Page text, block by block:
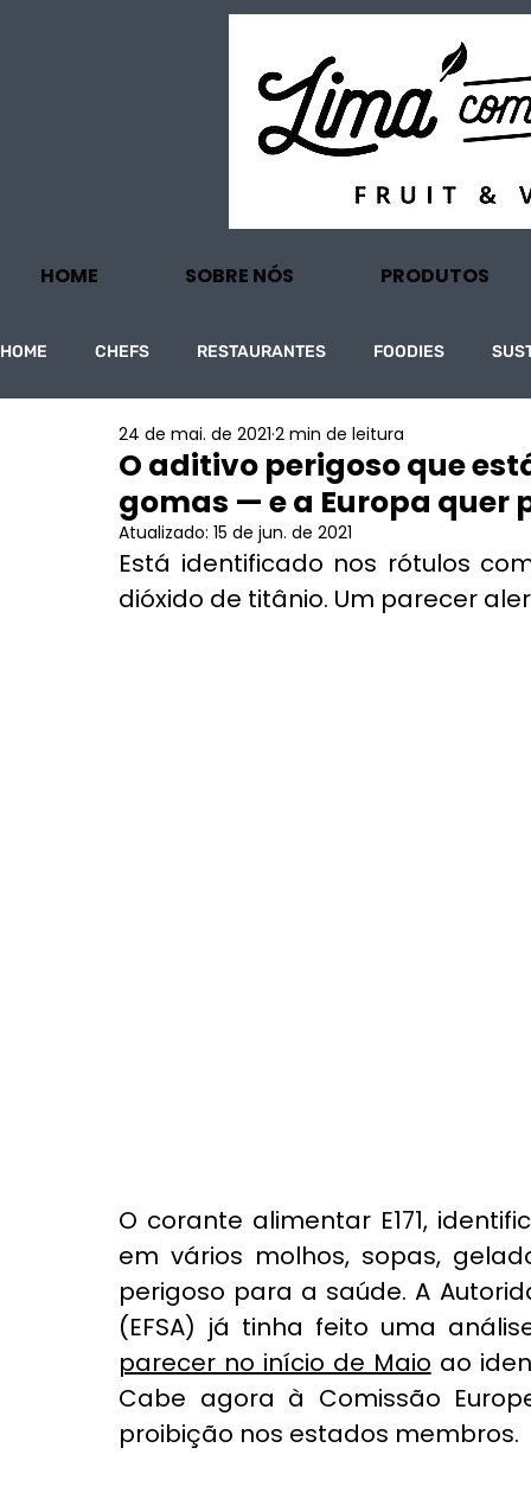
HOME SOBRE NÓS PRODUTOS
HOME CHEFS RESTAURANTES FOODIES
PROJECTOS TURISMO ECONOMIA
O aditivo perigoso que
gomas — e a Europa quer
24 de mai. de 2021 2 min de leitura
Atualizado: 15 de jun. de 2021
Está identificado nos rótulos
dióxido de titânio. Um parecer
O corante alimentar E171,
em vários molhos, sopas,
perigoso para a saúde. A
(EFSA) já tinha feito uma
parecer no início de Maio ao
Cabe agora à Comissão
proibição nos estados membros.